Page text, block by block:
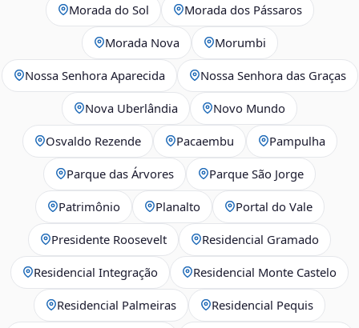
Morada do Sol Morada dos Pássaros
Morada Nova Morumbi
Nossa Senhora Aparecida Nossa Senhora das Graças
Nova Uberlândia Novo Mundo
Osvaldo Rezende Pacaembu Pampulha
Parque das Árvores Parque São Jorge
Patrimônio Planalto Portal do Vale
Presidente Roosevelt Residencial Gramado
Residencial Integração Residencial Monte Castelo
Residencial Palmeiras Residencial Pequis